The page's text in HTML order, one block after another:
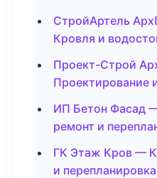
СтройАртель
Кровля и
Проект-Строй
Проектирование
ИП Бетон Фасад
ремонт и
ГК Этаж Кров —
и перепланировка